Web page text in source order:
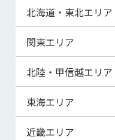
北海道・東北エリア
北海道
青森県
宮城県
関東エリア
東京都
神奈川県
埼玉県
北陸・甲信越エリア
新潟県
富山県
東海エリア
岐阜県
近畿エリア